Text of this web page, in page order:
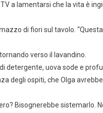
a lamentarsi che la vita è
di fiori sul tavolo.
verso il lavandino.
detergente, uova sode e
degli ospiti, che Olga
Bisognerebbe sistemarlo.